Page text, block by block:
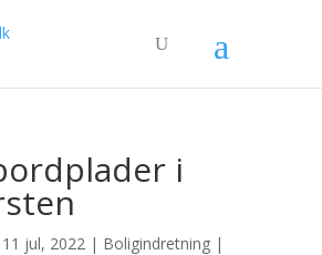
i
jul, 2022 | Boligindretning |